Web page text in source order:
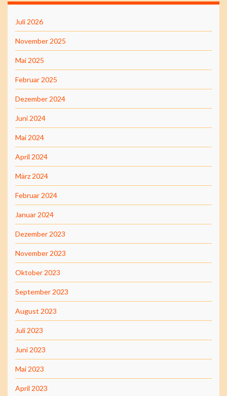
Juli 2026
November 2025
Mai 2025
Februar 2025
Dezember 2024
Juni 2024
Mai 2024
April 2024
März 2024
Februar 2024
Januar 2024
Dezember 2023
November 2023
Oktober 2023
September 2023
August 2023
Juli 2023
Juni 2023
Mai 2023
April 2023